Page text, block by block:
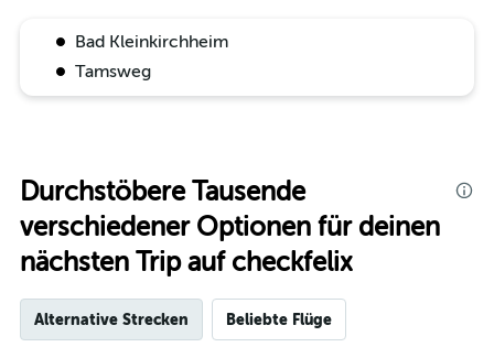
Bad Kleinkirchheim
Tamsweg
Durchstöbere Tausende
verschiedener Optionen für deinen
nächsten Trip auf checkfelix
Alternative Strecken Beliebte Flüge